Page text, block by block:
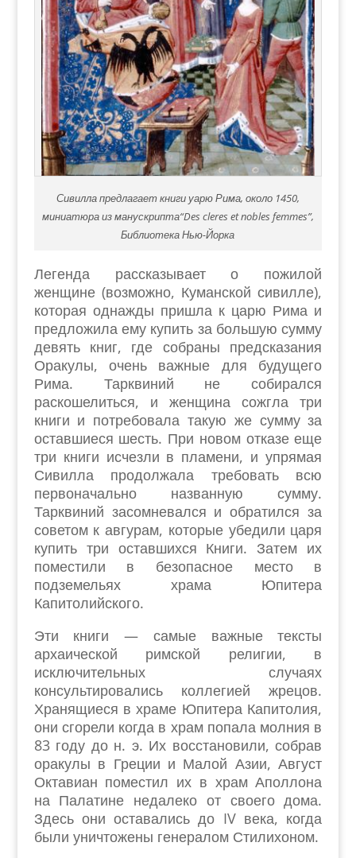
Сивилла предлагает книги уарю Рима, около 1450,
миниатюра из манускрипта“Des cleres et nobles femmes”,
Библиотека Нью-Йорка
Легенда рассказывает о пожилой
женщине (возможно, Куманской сивилле),
которая однажды пришла к царю Рима и
предложила ему купить за большую сумму
девять книг, где собраны предсказания
Оракулы, очень важные для будущего
Рима. Тарквиний не собирался
раскошелиться, и женщина сожгла три
книги и потребовала такую же сумму за
оставшиеся шесть. При новом отказе еще
три книги исчезли в пламени, и упрямая
Сивилла продолжала требовать всю
первоначально названную сумму.
Тарквиний засомневался и обратился за
советом к авгурам, которые убедили царя
купить три оставшихся Книги. Затем их
поместили в безопасное место в
подземельях храма Юпитера
Капитолийского.
Эти книги — самые важные тексты
архаической римской религии, в
исключительных случаях
консультировались коллегией жрецов.
Хранящиеся в храме Юпитера Капитолия,
они сгорели когда в храм попала молния в
83 году до н. э. Их восстановили, собрав
оракулы в Греции и Малой Азии, Август
Октавиан поместил их в храм Аполлона
на Палатине недалеко от своего дома.
Здесь они оставались до IV века, когда
были уничтожены генералом Стилихоном.